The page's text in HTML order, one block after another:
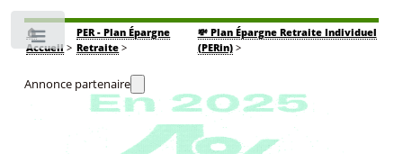
🏠
Accueil>
PER - Plan Épargne
Retraite >
💸 Plan Épargne Retraite Individuel
(PERin)>
Annonce partenaire
Toggle